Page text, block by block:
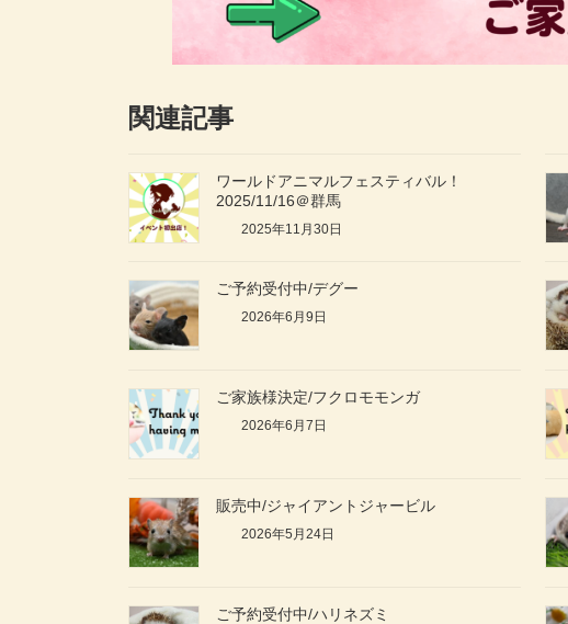
関連記事
ワールドアニマルフェスティバル！
2025/11/16＠群馬
2025年11月30日
ご予約受付中/デグー
2026年6月9日
ご家族様決定/フクロモモンガ
2026年6月7日
販売中/ジャイアントジャービル
2026年5月24日
ご予約受付中/ハリネズミ